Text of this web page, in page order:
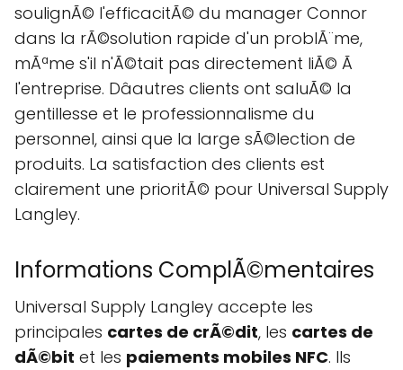
soulignÃ© l'efficacitÃ© du manager Connor
dans la rÃ©solution rapide d'un problÃ¨me,
mÃªme s'il n'Ã©tait pas directement liÃ© Ã
l'entreprise. Dâautres clients ont saluÃ© la
gentillesse et le professionnalisme du
personnel, ainsi que la large sÃ©lection de
produits. La satisfaction des clients est
clairement une prioritÃ© pour Universal Supply
Langley.
Informations ComplÃ©mentaires
Universal Supply Langley accepte les
principales cartes de crÃ©dit, les cartes de
dÃ©bit et les paiements mobiles NFC. Ils